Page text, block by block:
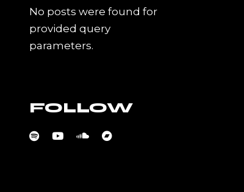
No posts were found for
provided query
parameters.
FOLLOW